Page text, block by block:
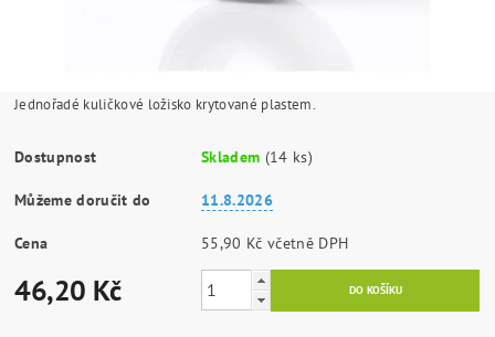
Jednořadé kuličkové ložisko krytované plastem.
Dostupnost Skladem (14 ks)
Můžeme doručit do 11.8.2026
Cena 55,90 Kč včetně DPH
46,20 Kč